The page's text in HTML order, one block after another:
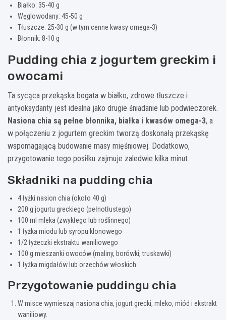
Białko: 35-40 g
Węglowodany: 45-50 g
Tłuszcze: 25-30 g (w tym cenne kwasy omega-3)
Błonnik: 8-10 g
Pudding chia z jogurtem greckim i
owocami
Ta sycąca przekąska bogata w białko, zdrowe tłuszcze i
antyoksydanty jest idealna jako drugie śniadanie lub podwieczorek.
Nasiona chia są pełne błonnika, białka i kwasów omega-3, a
w połączeniu z jogurtem greckim tworzą doskonałą przekąskę
wspomagającą budowanie masy mięśniowej. Dodatkowo,
przygotowanie tego posiłku zajmuje zaledwie kilka minut.
Składniki na pudding chia
4 łyżki nasion chia (około 40 g)
200 g jogurtu greckiego (pełnotłustego)
100 ml mleka (zwykłego lub roślinnego)
1 łyżka miodu lub syropu klonowego
1/2 łyżeczki ekstraktu waniliowego
100 g mieszanki owoców (maliny, borówki, truskawki)
1 łyżka migdałów lub orzechów włoskich
Przygotowanie puddingu chia
W misce wymieszaj nasiona chia, jogurt grecki, mleko, miód i ekstrakt
waniliowy.